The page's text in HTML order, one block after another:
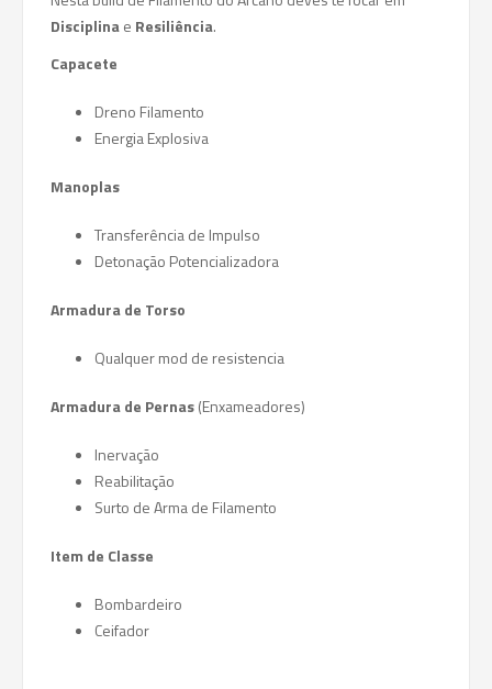
Disciplinae Resiliência.
Capacete
Dreno Filamento
Energia Explosiva
Manoplas
Transferência de Impulso
Detonação Potencializadora
Armadura de Torso
Qualquer mod de resistencia
Armadura de Pernas(Enxameadores)
Inervação
Reabilitação
Surto de Arma de Filamento
Item de Classe
Bombardeiro
Ceifador